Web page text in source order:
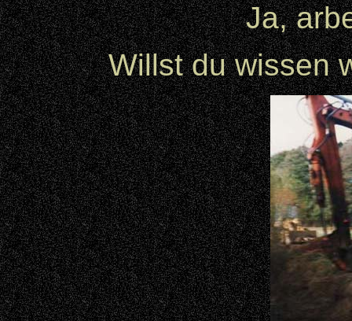
Ja,
Willst du wissen